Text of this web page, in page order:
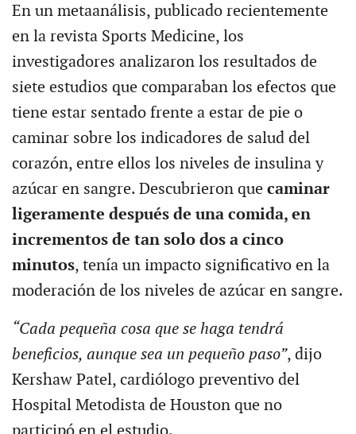
En un metaanálisis, publicado recientemente
en la revista Sports Medicine, los
investigadores analizaron los resultados de
siete estudios que comparaban los efectos que
tiene estar sentado frente a estar de pie o
caminar sobre los indicadores de salud del
corazón, entre ellos los niveles de insulina y
azúcar en sangre. Descubrieron que caminar
ligeramente después de una comida, en
incrementos de tan solo dos a cinco
minutos, tenía un impacto significativo en la
moderación de los niveles de azúcar en sangre.
“Cada pequeña cosa que se haga tendrá
beneficios, aunque sea un pequeño paso”, dijo
Kershaw Patel, cardiólogo preventivo del
Hospital Metodista de Houston que no